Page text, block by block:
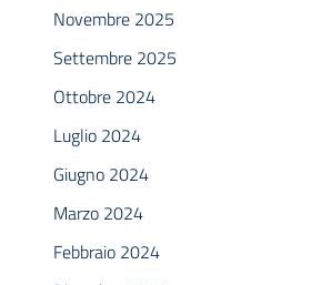
Novembre 2025
Settembre 2025
Ottobre 2024
Luglio 2024
Giugno 2024
Marzo 2024
Febbraio 2024